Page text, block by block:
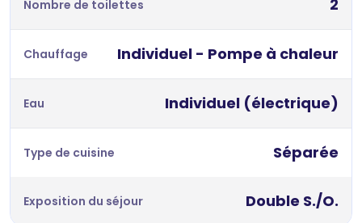
Nombre de toilettes 2
Chauffage Individuel - Pompe à chaleur
Eau Individuel (électrique)
Type de cuisine Séparée
Exposition du séjour Double S./O.